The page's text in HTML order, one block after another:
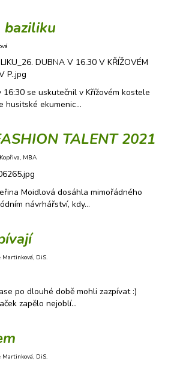
baziliku
se uskutečnil v Křížovém kostele
husitské ekumenic…
TALENT 2021
MBA
Moidlová dosáhla mimořádného
návrhářství, kdy…
Martinková, DiS.
po dlouhé době mohli zazpívat :)
zapělo nejoblí…
Martinková, DiS.